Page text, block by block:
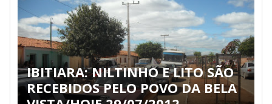
IBITIARA: NILTINHO E LITO SÃO
RECEBIDOS PELO POVO DA BELA